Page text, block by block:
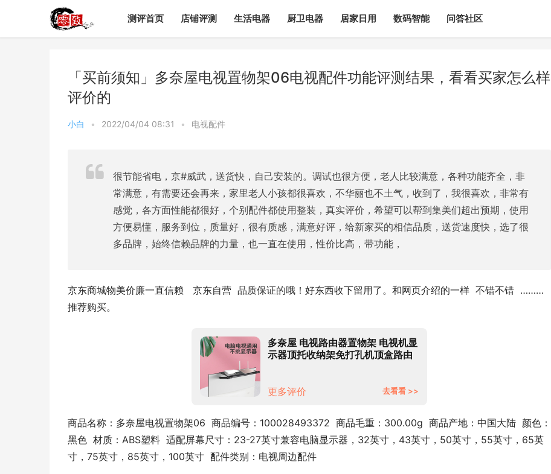
测评首页 店铺评测 生活电器 厨卫电器 居家日用 数码智能 问答社区
「买前须知」多奈屋电视置物架06电视配件功能评测结果，看看买家怎么样
评价的
小白 • 2022/04/04 08:31 • 电视配件
很节能省电，京#威武，送货快，自己安装的。调试也很方便，老人比较满意，各种功能齐全，非
常满意，有需要还会再来，家里老人小孩都很喜欢，不华丽也不土气，收到了，我很喜欢，非常有
感觉，各方面性能都很好，个别配件都使用整装，真实评价，希望可以帮到集美们超出预期，使用
方便易懂，服务到位，质量好，很有质感，满意好评，给新家买的相信品质，送货速度快，选了很
多品牌，始终信赖品牌的力量，也一直在使用，性价比高，带功能，
京东商城物美价廉一直信赖   京东自营  品质保证的哦！好东西收下留用了。和网页介绍的一样  不错不错  ………
推荐购买。
多奈屋 电视路由器置物架 电视机显
示器顶托收纳架免打孔机顶盒路由
更多评价
去看看 >>
商品名称：多奈屋电视置物架06  商品编号：100028493372  商品毛重：300.00g  商品产地：中国大陆  颜色：
黑色  材质：ABS塑料  适配屏幕尺寸：23-27英寸兼容电脑显示器，32英寸，43英寸，50英寸，55英寸，65英
寸，75英寸，85英寸，100英寸  配件类别：电视周边配件